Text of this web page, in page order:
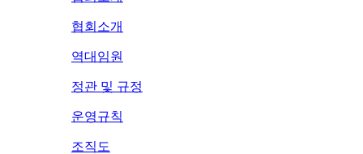
협회소개
역대임원
정관 및 규정
운영규칙
조직도